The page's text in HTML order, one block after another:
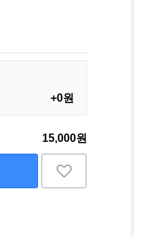
+0원
15,000원